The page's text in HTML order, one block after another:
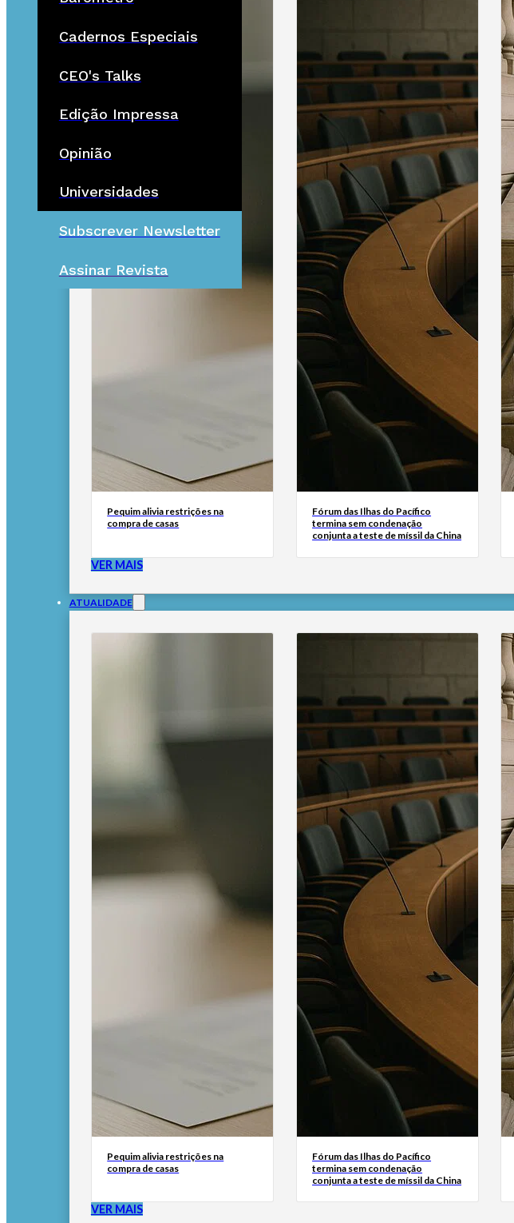
Cadernos Especiais
CEO's Talks
Edição Impressa
Opinião
Universidades
Subscrever Newsletter
Assinar Revista
Pequim alivia restrições na
compra de casas
Fórum das Ilhas do Pacífico
termina sem condenação
conjunta a teste de míssil da China
VER MAIS
ATUALIDADE
Pequim alivia restrições na
compra de casas
Fórum das Ilhas do Pacífico
termina sem condenação
conjunta a teste de míssil da China
VER MAIS